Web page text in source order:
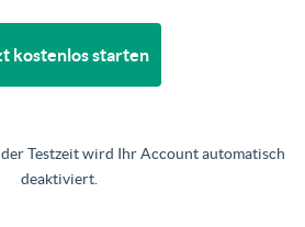
kostenlos starten
Testzeit wird Ihr Account automatisch
deaktiviert.